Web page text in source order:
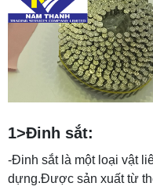
1>Đinh sắt:
-Đinh sắt là một loại vật
dựng.Được sản xuất từ